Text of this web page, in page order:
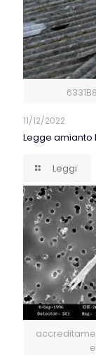
11/12/2022
Legge amianto
Leggi